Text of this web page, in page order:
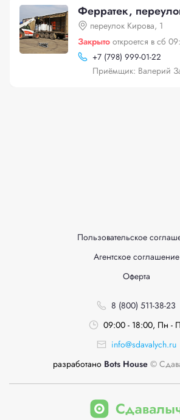
Ферратек,
переулок Кирова, 1
Закрыто откроется в сб
+7 (798) 999-01-22
Приёмщик: Валерий
Пользовательское
Агентское соглашение
Оферта
8 (800) 511-38-23
09:00 - 18:00, Пн -
info@sdavalych.ru
разработано Bots House ©